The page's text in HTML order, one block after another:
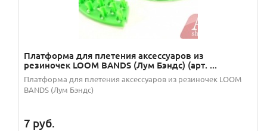
Платформа для плетения аксессуаров из
резиночек LOOM BANDS (Лум Бэндс) (арт. ...
Платформа для плетения аксессуаров из резиночек LOOM
BANDS (Лум Бэндс)
7 руб.